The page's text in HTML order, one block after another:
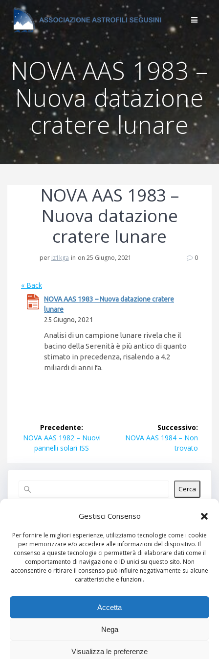
Gestisci Consenso
Per fornire le migliori esperienze, utilizziamo tecnologie come i cookie
per memorizzare e/o accedere alle informazioni del dispositivo. Il
consenso a queste tecnologie ci permetterà di elaborare dati come il
comportamento di navigazione o ID unici su questo sito. Non
acconsentire o ritirare il consenso può influire negativamente su alcune
caratteristiche e funzioni.
Accetta
Nega
Visualizza le preferenze
Salta
al
contenuto
NOVA AAS 1983 –
Nuova datazione
cratere lunare
NOVA AAS 1983 –
Nuova datazione
cratere lunare
per iz1kga in on 25 Giugno, 2021 0
« Back
NOVA AAS 1983 – Nuova datazione cratere
lunare
25 Giugno, 2021
Analisi di un campione lunare rivela che il
bacino della Serenità è più antico di quanto
stimato in precedenza, risalendo a 4.2
miliardi di anni fa.
Navigazione
articoli
Precedente:
Articolo
precedente:
NOVA AAS 1982 – Nuovi
pannelli solari ISS
Successivo:
Articolo
NOVA AAS 1984 – Non
trovato
Cerca
Articoli recenti
Commenti recenti
Nessun commento da mostrare.
Nessun archivio da mostrare.
Categorie
Nessuna categoria